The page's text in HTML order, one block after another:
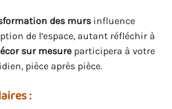
des murs influence
de l’espace, autant réfléchir à
sur mesure participera à votre
pièce après pièce.
: